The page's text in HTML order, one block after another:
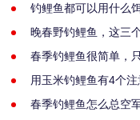
钓鲤鱼都可以用什么
晚春野钓鲤鱼，这三
春季钓鲤鱼很简单，
用玉米钓鲤鱼有4个
春季钓鲤鱼怎么总空